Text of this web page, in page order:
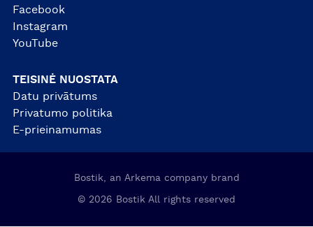
Facebook
Instagram
YouTube
TEISINĖ NUOSTATA
Datu privātums
Privatumo politika
E-prieinamumas
Bostik, an Arkema company brand
© 2026 Bostik All rights reserved